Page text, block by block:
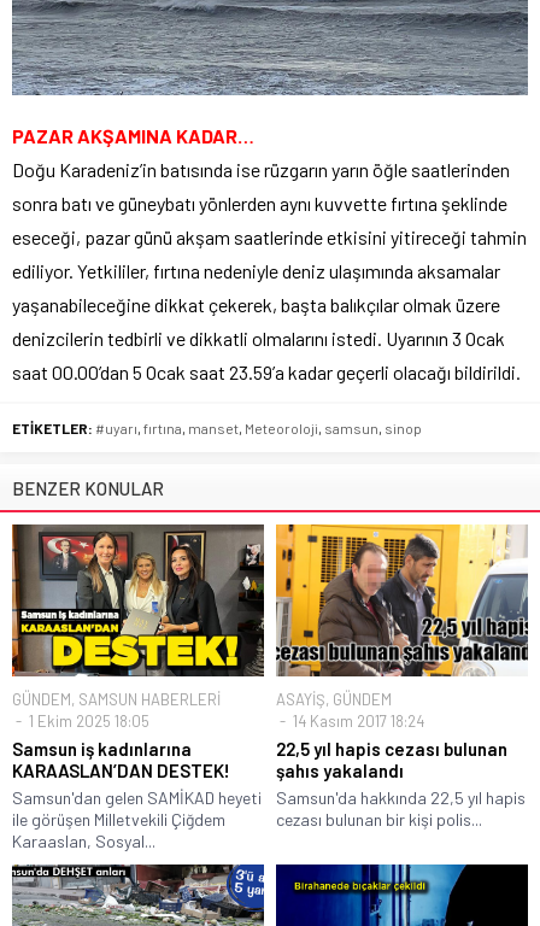
PAZAR AKŞAMINA KADAR…
Doğu Karadeniz’in batısında ise rüzgarın yarın öğle saatlerinden
sonra batı ve güneybatı yönlerden aynı kuvvette fırtına şeklinde
eseceği, pazar günü akşam saatlerinde etkisini yitireceği tahmin
ediliyor. Yetkililer, fırtına nedeniyle deniz ulaşımında aksamalar
yaşanabileceğine dikkat çekerek, başta balıkçılar olmak üzere
denizcilerin tedbirli ve dikkatli olmalarını istedi. Uyarının 3 Ocak
saat 00.00’dan 5 Ocak saat 23.59’a kadar geçerli olacağı bildirildi.
ETİKETLER: #uyarı, fırtına, manset, Meteoroloji, samsun, sinop
BENZER KONULAR
GÜNDEM, SAMSUN HABERLERİ
1 Ekim 2025 18:05
Samsun iş kadınlarına
KARAASLAN’DAN DESTEK!
Samsun'dan gelen SAMİKAD heyeti
ile görüşen Milletvekili Çiğdem
Karaaslan, Sosyal...
ASAYİŞ, GÜNDEM
14 Kasım 2017 18:24
22,5 yıl hapis cezası bulunan
şahıs yakalandı
Samsun'da hakkında 22,5 yıl hapis
cezası bulunan bir kişi polis...